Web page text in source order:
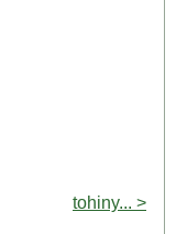
tohiny... >